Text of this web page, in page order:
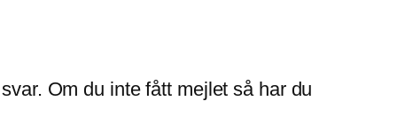
Om du inte fått mejlet så har du